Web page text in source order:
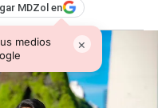
MDZol en
medios
×